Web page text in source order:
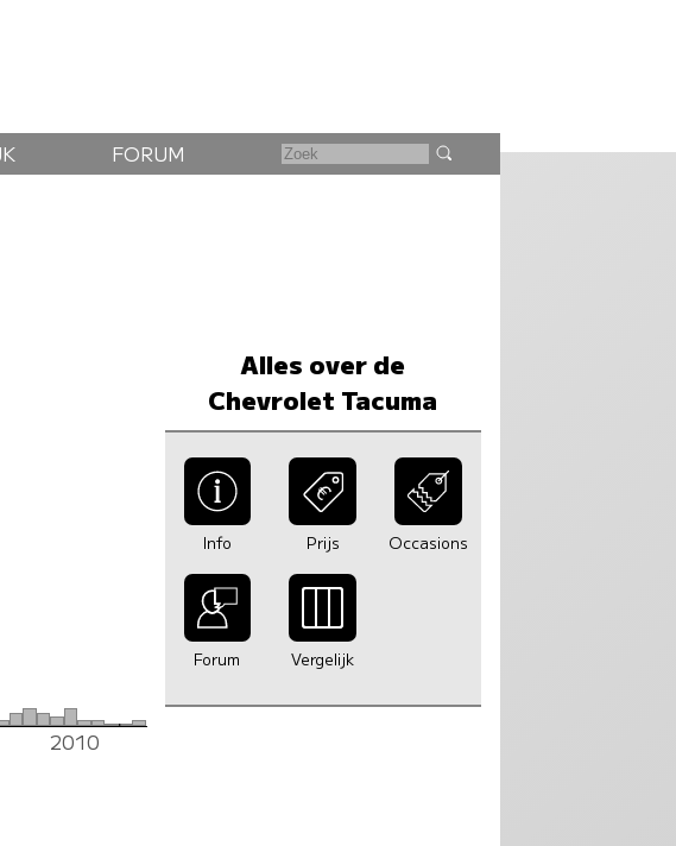
FORUM
3
11
2010
Alles over de
Chevrolet Tacuma
Info Prijs Occasions
Forum Vergelijk